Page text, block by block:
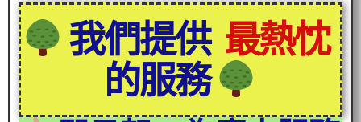
我們提供 最熱忱
的服務